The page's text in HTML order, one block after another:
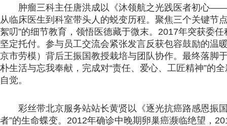
肿瘤三科主任唐洪成以《沐领航之光践医者初心
从临床医生到科室带头人的蜕变历程。聚焦三个关键节
絮叨”的细节教育，领悟医德藏于微末。2017年突获委
坚定托付。参与员工交流会紧张发言反获包容鼓励的温
京市劳模）背后王振国教授栽培与团队协作。最终落脚
朴生活与忘我奉献，完成对“责任、爱心、工匠精神”的
自觉。
彩丝带北京服务站站长黄贤以《逐光抗癌路感恩
者”的生命蝶变。2012年确诊中晚期卵巢癌濒临绝望，